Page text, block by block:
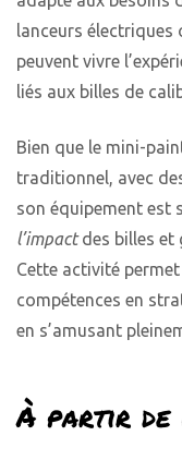
lanceurs électriques
peuvent vivre
liés aux billes de
Bien que le mini-
traditionnel, avec
son équipement est
l’impactdes billes et
Cette activité
compétences en
en s’amusant
À partir de